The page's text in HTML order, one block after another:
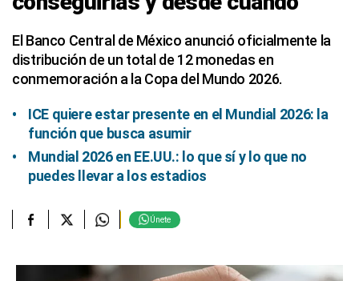
El Banco Central de México anunció oficialmente la
distribución de un total de 12 monedas en
conmemoración a la Copa del Mundo 2026.
ICE quiere estar presente en el Mundial 2026: la
función que busca asumir
Mundial 2026 en EE.UU.: lo que sí y lo que no
puedes llevar a los estadios
Únete